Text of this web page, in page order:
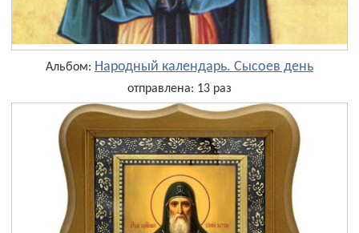
Альбом: Народный календарь. Сысоев день
отправлена: 13 раз